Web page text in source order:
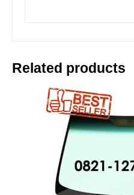
Related products